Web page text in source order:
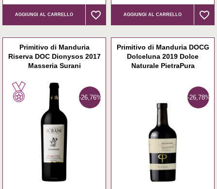
AGGIUNGI AL CARRELLO favorite_border
favorite_border AGGIUNGI AL CARRELLO favorite_border
favorite_border
Primitivo di Manduria
Riserva DOC Dionysos 2017
Masseria Surani
-26,76%
Primitivo di Manduria DOCG
Dolceluna 2019 Dolce
Naturale PietraPura
-26,78%